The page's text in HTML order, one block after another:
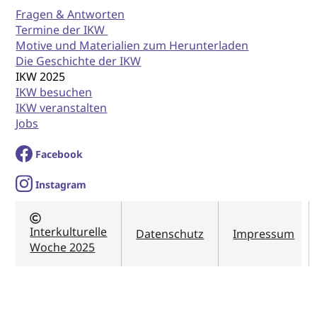
Fragen & Antworten
Termine der IKW
Motive und Materialien zum Herunterladen
Die Geschichte der IKW
IKW 2025
IKW besuchen
IKW veranstalten
Jobs
Facebook
Instagram
Interkulturelle
Woche 2025
Datenschutz Impressum